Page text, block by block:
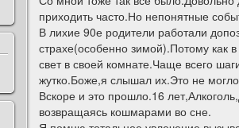
приходить часто.Но непонятные
В лихие 90е родители работали
страхе(особенно зимой).Потому как
свет в своей комнате.Чаще всего
жутко.Боже,я слышал их.Это не
Вскоре и это прошло.16
возвращаясь кошмарами во сне.